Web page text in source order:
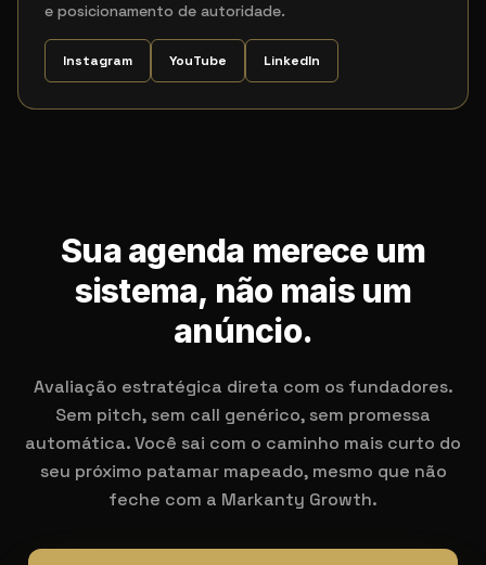
e posicionamento de autoridade.
Instagram YouTube LinkedIn
Sua agenda merece um
sistema, não mais um
anúncio.
Avaliação estratégica direta com os fundadores.
Sem pitch, sem call genérico, sem promessa
automática. Você sai com o caminho mais curto do
seu próximo patamar mapeado, mesmo que não
feche com a Markanty Growth.